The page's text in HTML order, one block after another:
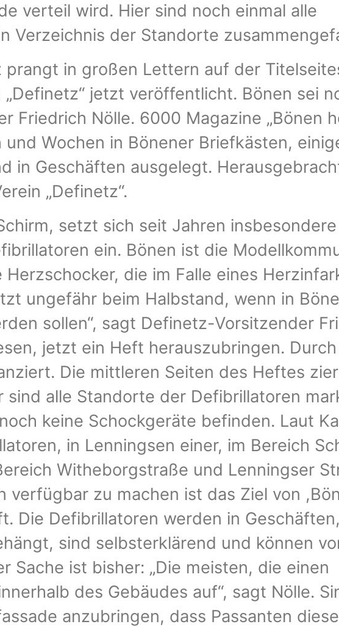
verteil wird. Hier sind noch einmal alle
Verzeichnis der Standorte
prangt in großen Lettern auf der
jetzt veröffentlicht. Bönen sei
Friedrich Nölle. 6000 Magazine „Bönen
Wochen in Bönener Briefkästen,
in Geschäften ausgelegt.
„Definetz“.
setzt sich seit Jahren
ein. Bönen ist die
die im Falle eines
ungefähr beim Halbstand, wenn in
sollen“, sagt Definetz-Vorsitzender
jetzt ein Heft herauszubringen.
Die mittleren Seiten des Heftes
alle Standorte der Defibrillatoren
keine Schockgeräte befinden. Laut
in Lenningsen einer, im Bereich
Witheborgstraße und Lenningser
verfügbar zu machen ist das Ziel von
Die Defibrillatoren werden in Geschäften,
sind selbsterklärend und können
Sache ist bisher: „Die meisten, die einen
des Gebäudes auf“, sagt Nölle.
anzubringen, dass Passanten